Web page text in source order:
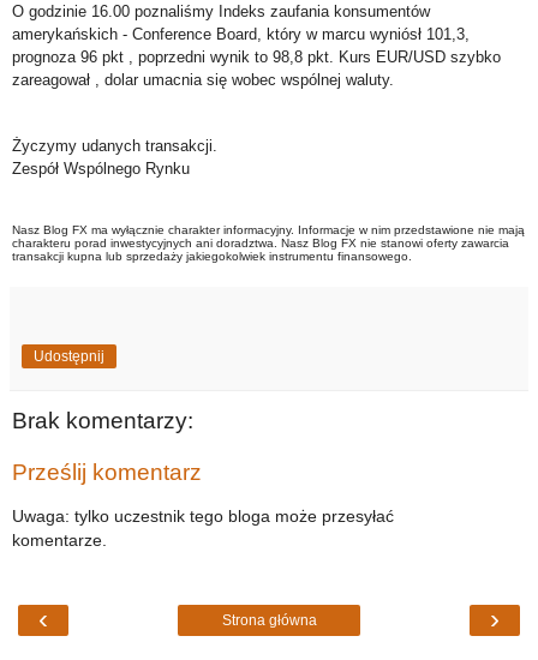
O godzinie 16.00 poznaliśmy Indeks zaufania konsumentów
amerykańskich - Conference Board, który w marcu wyniósł 101,3,
prognoza 96 pkt , poprzedni wynik to 98,8 pkt. Kurs EUR/USD szybko
zareagował , dolar umacnia się wobec wspólnej waluty.
Życzymy udanych transakcji.
Zespół Wspólnego Rynku
Nasz Blog FX ma wyłącznie charakter informacyjny. Informacje w nim przedstawione nie mają
charakteru porad inwestycyjnych ani doradztwa. Nasz Blog FX nie stanowi oferty zawarcia
transakcji kupna lub sprzedaży jakiegokolwiek instrumentu finansowego.
Udostępnij
Brak komentarzy:
Prześlij komentarz
Uwaga: tylko uczestnik tego bloga może przesyłać
komentarze.
‹ ›
Strona główna